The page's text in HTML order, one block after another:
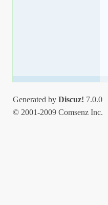
Generated by Discuz! 7.0.0
© 2001-2009 Comsenz Inc.